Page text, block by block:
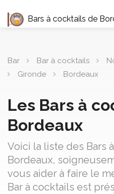
Bars à cocktails de
Bar Bar à cocktails
Gironde
Bordeaux
Les Bars à
Bordeaux
Voici la liste des Bars
Bordeaux,
vous aider à faire le
Bar à cocktails est